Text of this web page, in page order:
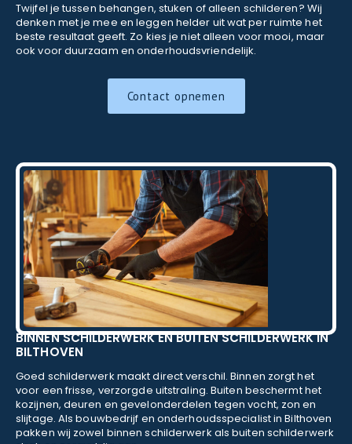
Twijfel je tussen behangen, stuken of alleen schilderen? Wij
denken met je mee en leggen helder uit wat per ruimte het
beste resultaat geeft. Zo kies je niet alleen voor mooi, maar
ook voor duurzaam en onderhoudsvriendelijk.
Contact opnemen
BINNEN SCHILDERWERK EN BUITEN SCHILDERWERK IN
BILTHOVEN
Goed schilderwerk maakt direct verschil. Binnen zorgt het
voor een frisse, verzorgde uitstraling. Buiten beschermt het
kozijnen, deuren en gevelonderdelen tegen vocht, zon en
slijtage. Als bouwbedrijf en onderhoudsspecialist in Bilthoven
pakken wij zowel binnen schilderwerk als buiten schilderwerk